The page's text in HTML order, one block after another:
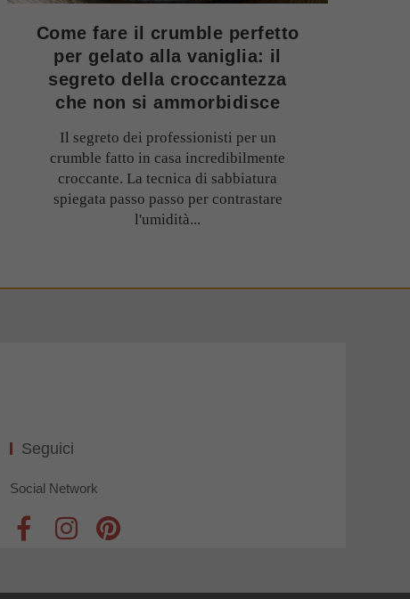
Come fare il crumble perfetto
per gelato alla vaniglia: il
segreto della croccantezza
che non si ammorbidisce
Il segreto dei professionisti per un
crumble fatto in casa incredibilmente
croccante. La tecnica di sabbiatura
spiegata passo passo per contrastare
l'umidità...
Seguici
Social Network